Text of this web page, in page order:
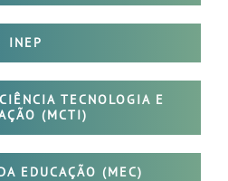
INEP
TECNOLOGIA E
(MCTI)
EDUCAÇÃO (MEC)